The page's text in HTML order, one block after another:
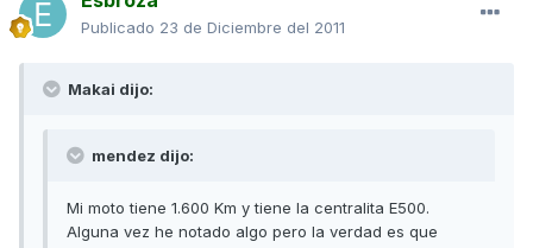
Publicado 23 de Diciembre del 2011
Makai dijo:
mendez dijo:
Mi moto tiene 1.600 Km y tiene la centralita E500.
Alguna vez he notado algo pero la verdad es que